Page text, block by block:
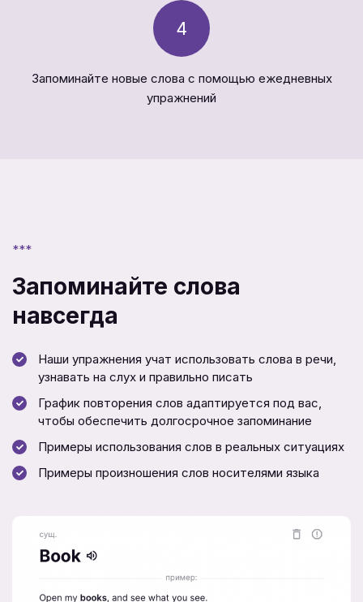
4
Запоминайте новые слова с помощью ежедневных
упражнений
***
Запоминайте слова
навсегда
Наши упражнения учат использовать слова в речи,
узнавать на слух и правильно писать
График повторения слов адаптируется под вас,
чтобы обеспечить долгосрочное запоминание
Примеры использования слов в реальных ситуациях
Примеры произношения слов носителями языка